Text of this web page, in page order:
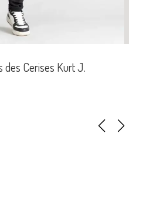
des Cerises Kurt J.